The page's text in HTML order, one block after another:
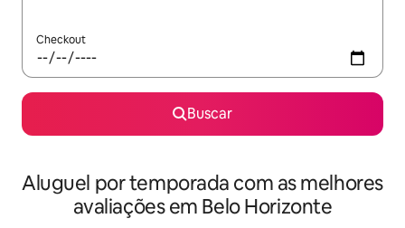
Checkout
Buscar
Aluguel por temporada com as melhores
avaliações em Belo Horizonte